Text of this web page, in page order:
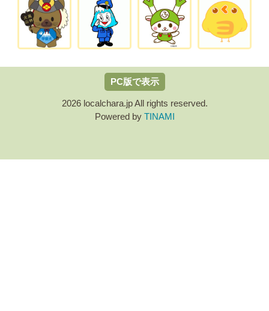
PC版で表示
2026 localchara.jp All rights reserved.
Powered by TINAMI